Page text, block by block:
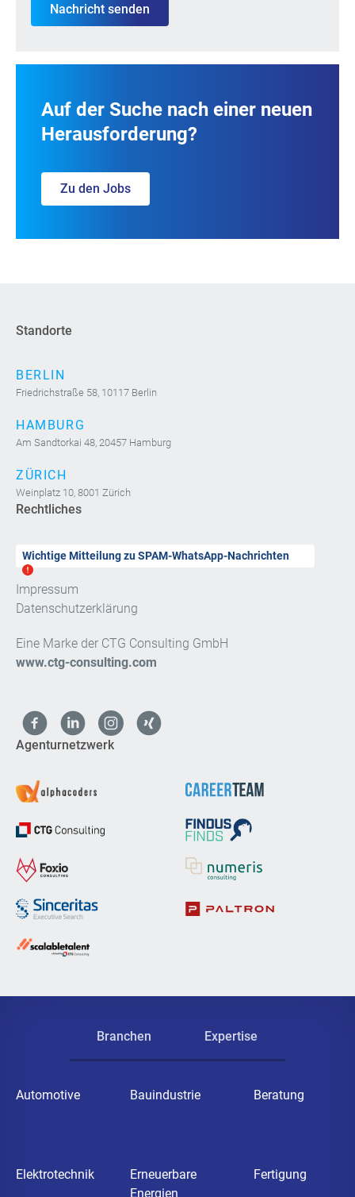
Auf der Suche nach einer neuen
Herausforderung?
Zu den Jobs
Standorte
BERLIN
Friedrichstraße 58, 10117 Berlin
HAMBURG
Am Sandtorkai 48, 20457 Hamburg
ZÜRICH
Weinplatz 10, 8001 Zürich
Rechtliches
Wichtige Mitteilung zu SPAM-WhatsApp-Nachrichten
Impressum
Datenschutzerklärung
Eine Marke der CTG Consulting GmbH
www.ctg-consulting.com
Agenturnetzwerk
Branchen Expertise
Automotive Bauindustrie Beratung
Elektrotechnik
Erneuerbare
Energien
Fertigung